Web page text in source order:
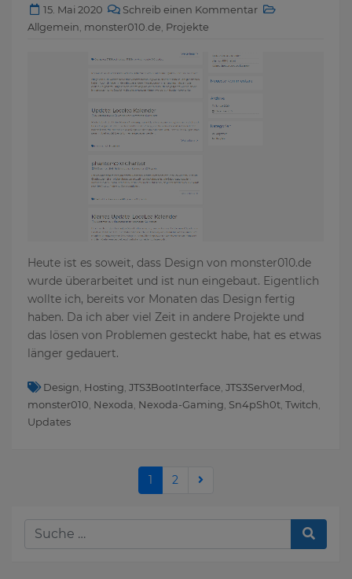
15. Mai 2020
Schreib einen Kommentar
Allgemein monster010.de Projekte
Heute ist es soweit, dass Design von monster010.de
wurde überarbeitet und ist nun eingebaut. Eigentlich
wollte ich, bereits vor Monaten das Design fertig
haben. Da ich aber viel Zeit in andere Projekte und
das lösen von Problemen gesteckt habe, hat es etwas
länger gedauert.
Design Hosting JTS3BootInterface JTS3ServerMod
monster010 Nexoda Nexoda-Gaming Sn4pSh0t Twitch
Updates
1 2 Ältere Beiträge